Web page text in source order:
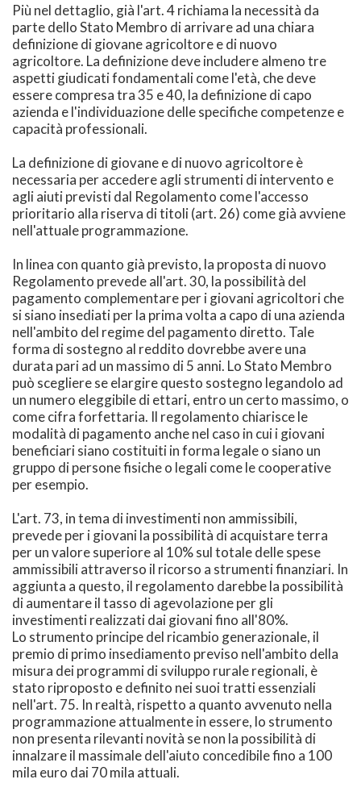
Più nel dettaglio, già l'art. 4 richiama la necessità da
parte dello Stato Membro di arrivare ad una chiara
definizione di giovane agricoltore e di nuovo
agricoltore. La definizione deve includere almeno tre
aspetti giudicati fondamentali come l'età, che deve
essere compresa tra 35 e 40, la definizione di capo
azienda e l'individuazione delle specifiche competenze e
capacità professionali.
La definizione di giovane e di nuovo agricoltore è
necessaria per accedere agli strumenti di intervento e
agli aiuti previsti dal Regolamento come l'accesso
prioritario alla riserva di titoli (art. 26) come già avviene
nell'attuale programmazione.
In linea con quanto già previsto, la proposta di nuovo
Regolamento prevede all'art. 30, la possibilità del
pagamento complementare per i giovani agricoltori che
si siano insediati per la prima volta a capo di una azienda
nell'ambito del regime del pagamento diretto. Tale
forma di sostegno al reddito dovrebbe avere una
durata pari ad un massimo di 5 anni. Lo Stato Membro
può scegliere se elargire questo sostegno legandolo ad
un numero eleggibile di ettari, entro un certo massimo, o
come cifra forfettaria. Il regolamento chiarisce le
modalità di pagamento anche nel caso in cui i giovani
beneficiari siano costituiti in forma legale o siano un
gruppo di persone fisiche o legali come le cooperative
per esempio.
L'art. 73, in tema di investimenti non ammissibili,
prevede per i giovani la possibilità di acquistare terra
per un valore superiore al 10% sul totale delle spese
ammissibili attraverso il ricorso a strumenti finanziari. In
aggiunta a questo, il regolamento darebbe la possibilità
di aumentare il tasso di agevolazione per gli
investimenti realizzati dai giovani fino all'80%.
Lo strumento principe del ricambio generazionale, il
premio di primo insediamento previso nell'ambito della
misura dei programmi di sviluppo rurale regionali, è
stato riproposto e definito nei suoi tratti essenziali
nell'art. 75. In realtà, rispetto a quanto avvenuto nella
programmazione attualmente in essere, lo strumento
non presenta rilevanti novità se non la possibilità di
innalzare il massimale dell'aiuto concedibile fino a 100
mila euro dai 70 mila attuali.